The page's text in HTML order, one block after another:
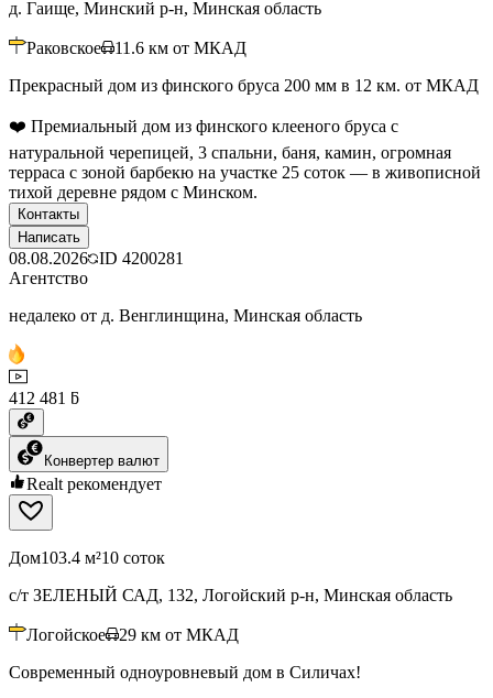
д. Гаище, Минский р-н, Минская область
Раковское 11.6 км от МКАД
Прекрасный дом из финского бруса 200 мм в 12 км. от МКАД
❤️ Премиальный дом из финского клееного бруса с
натуральной черепицей, 3 спальни, баня, камин, огромная
терраса с зоной барбекю на участке 25 соток — в живописной
тихой деревне рядом с Минском.
Контакты
Написать
08.08.2026 ID 4200281
Агентство
недалеко от д. Венглинщина, Минская область
412 481 ƃ
Конвертер валют
Realt рекомендует
Дом103.4 м²10 соток
с/т ЗЕЛЕНЫЙ САД, 132, Логойский р-н, Минская область
Логойское 29 км от МКАД
Современный одноуровневый дом в Силичах!